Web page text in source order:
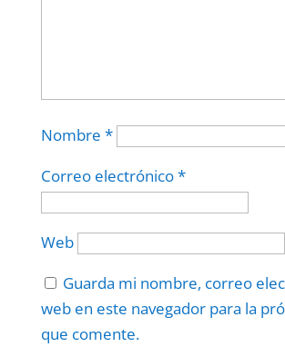
Nombre *
Correo electrónico*
Web
Guarda mi nombre, correo
web en este navegador para la
que comente.